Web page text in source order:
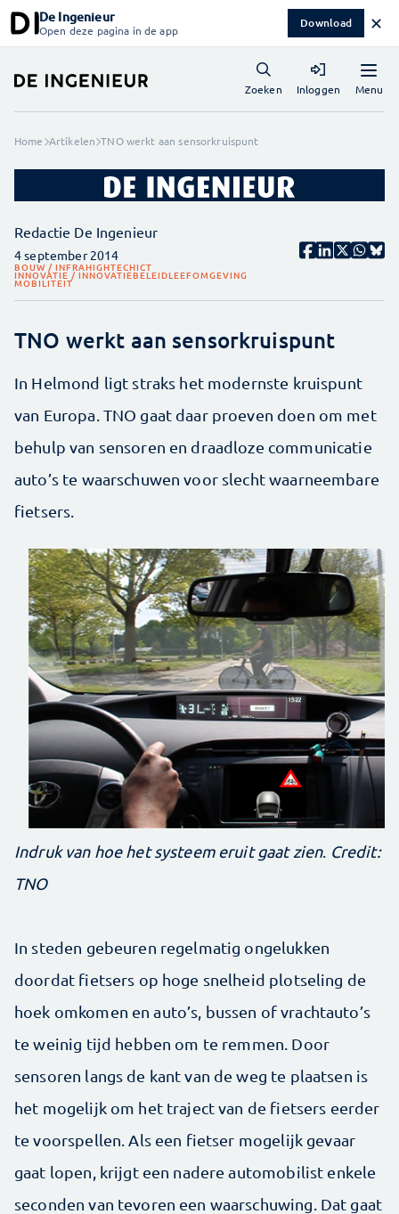
De Ingenieur
Open deze pagina in de app Download ✕
Menu
Zoeken Inloggen
Home Artikelen TNO werkt aan sensorkruispunt
Redactie De Ingenieur
4 september 2014
BOUW / INFRAHIGHTECHICT
INNOVATIE / INNOVATIEBELEIDLEEFOMGEVING
MOBILITEIT
TNO werkt aan sensorkruispunt
In Helmond ligt straks het modernste kruispunt
van Europa. TNO gaat daar proeven doen om met
behulp van sensoren en draadloze communicatie
auto’s te waarschuwen voor slecht waarneembare
fietsers.
Indruk van hoe het systeem eruit gaat zien. Credit:
TNO
In steden gebeuren regelmatig ongelukken
doordat fietsers op hoge snelheid plotseling de
hoek omkomen en auto’s, bussen of vrachtauto’s
te weinig tijd hebben om te remmen. Door
sensoren langs de kant van de weg te plaatsen is
het mogelijk om het traject van de fietsers eerder
te voorspellen. Als een fietser mogelijk gevaar
gaat lopen, krijgt een nadere automobilist enkele
seconden van tevoren een waarschuwing. Dat gaat